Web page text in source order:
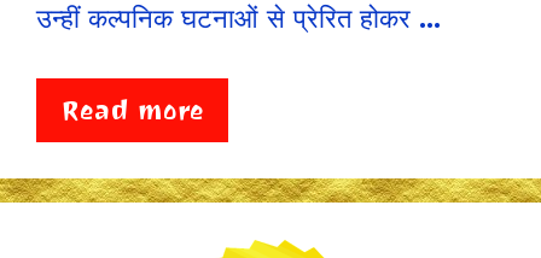
उन्हीं कल्पनिक घटनाओं से प्रेरित होकर …
Read more